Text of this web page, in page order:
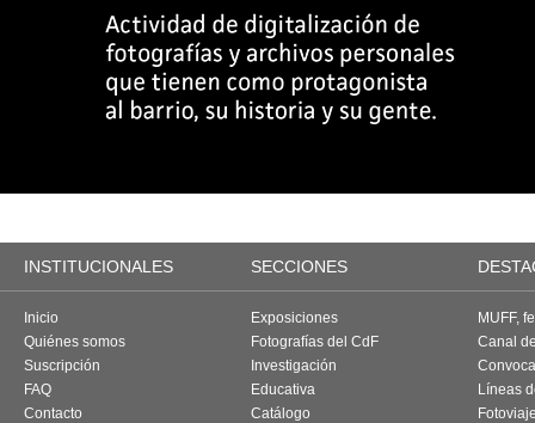
INSTITUCIONALES SECCIONES
Inicio
Quiénes somos
Suscripción
FAQ
Contacto
Exposiciones
Fotografías del CdF
Investigación
Educativa
Catálogo
MUFF,
Canal
Líneas